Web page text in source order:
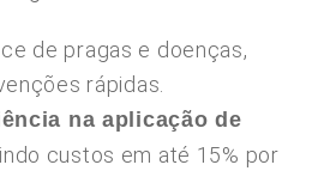
de pragas e doenças,
rápidas.
na aplicação de
custos em até 15% por